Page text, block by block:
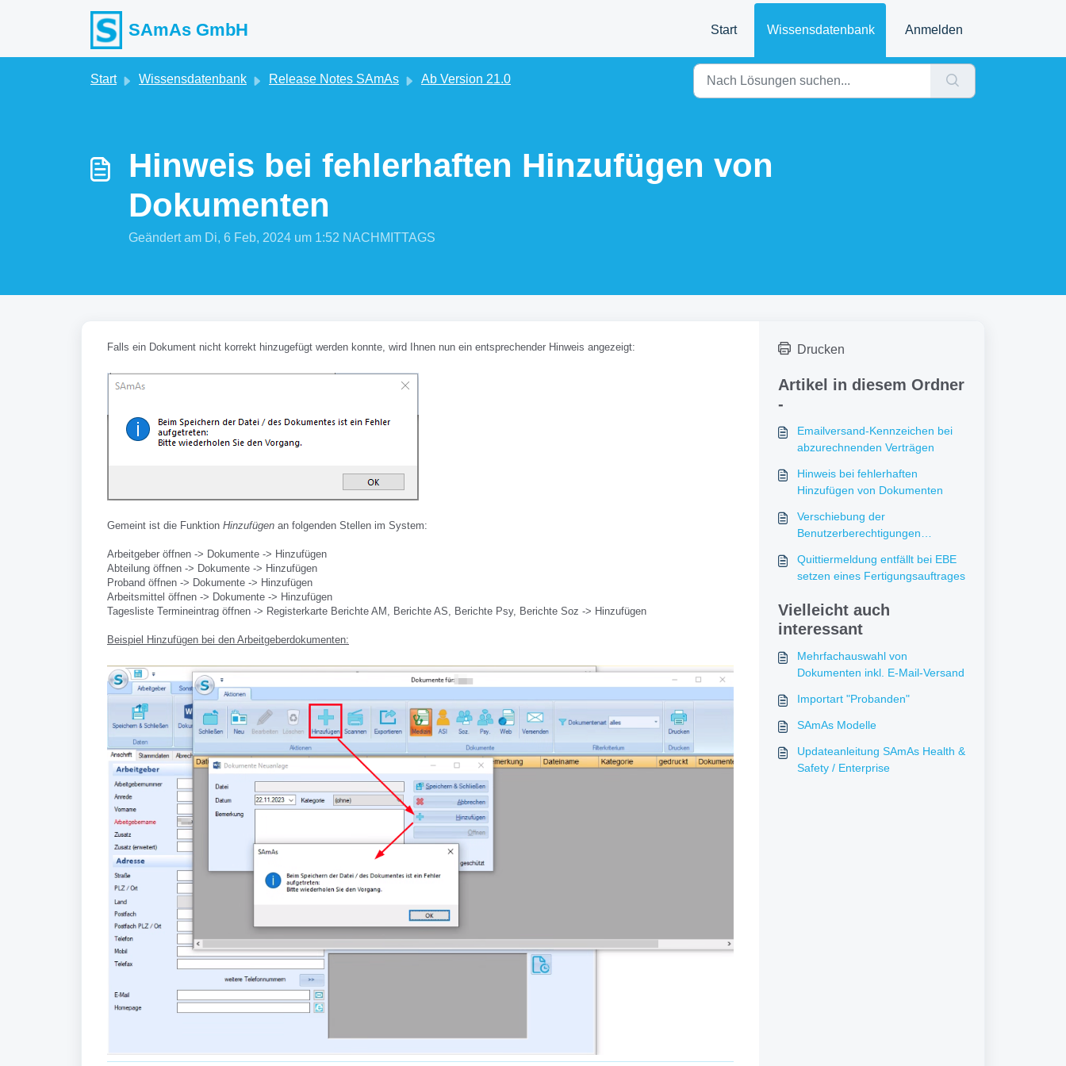
SAmAs GmbH Start Wissensdatenbank Anmelden
Start Wissensdatenbank Release Notes SAmAs Ab Version 21.0
Hinweis bei fehlerhaften Hinzufügen von
Dokumenten
Geändert am Di, 6 Feb, 2024 um 1:52 NACHMITTAGS
Falls ein Dokument nicht korrekt hinzugefügt werden konnte, wird Ihnen nun ein entsprechender Hinweis angezeigt:
Gemeint ist die Funktion Hinzufügen an folgenden Stellen im System:
Arbeitgeber öffnen -> Dokumente -> Hinzufügen
Abteilung öffnen -> Dokumente -> Hinzufügen
Proband öffnen -> Dokumente -> Hinzufügen
Arbeitsmittel öffnen -> Dokumente -> Hinzufügen
Tagesliste Termineintrag öffnen -> Registerkarte Berichte AM, Berichte AS, Berichte Psy, Berichte Soz -> Hinzufügen
Beispiel Hinzufügen bei den Arbeitgeberdokumenten:
Drucken
Artikel in diesem Ordner
-
Emailversand-Kennzeichen bei
abzurechnenden Verträgen
Hinweis bei fehlerhaften
Hinzufügen von Dokumenten
Verschiebung der
Benutzerberechtigungen
(Bereich Rechnungslegung)
Quittiermeldung entfällt bei EBE
setzen eines Fertigungsauftrages
Vielleicht auch
interessant
Mehrfachauswahl von
Dokumenten inkl. E-Mail-Versand
Importart "Probanden"
SAmAs Modelle
Updateanleitung SAmAs Health &
Safety / Enterprise